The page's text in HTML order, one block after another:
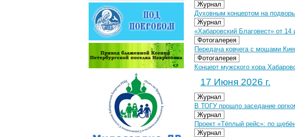
Журнал
Духовным концертом на
Журнал
«Хабаровский Благовест» от 14
Фотогалерея
Передача ковчега с мощами
Фотогалерея
Концерт мужского хора
17 Июня 2026 г.
Журнал
В ТОГУ прошло заседание
Журнал
Проект «Тёплый рейс»: по
Журнал